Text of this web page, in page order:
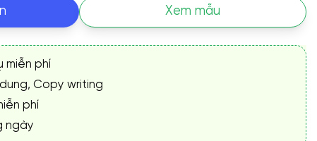
Xem mẫu
miễn phí
Copy writing
phí
ngày